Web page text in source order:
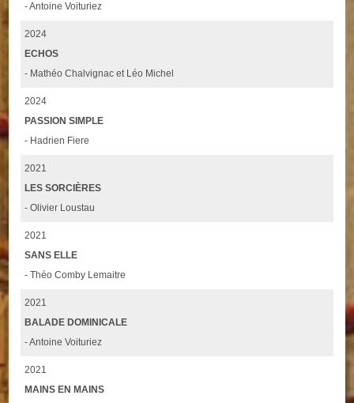
- Antoine Voituriez
2024
ECHOS
- Mathéo Chalvignac et Léo Michel
2024
PASSION SIMPLE
- Hadrien Fiere
2021
LES SORCIÈRES
- Olivier Loustau
2021
SANS ELLE
- Théo Comby Lemaitre
2021
BALADE DOMINICALE
- Antoine Voituriez
2021
MAINS EN MAINS